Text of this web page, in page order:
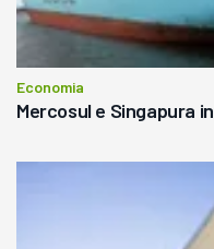
Economia
Mercosul e Singapura